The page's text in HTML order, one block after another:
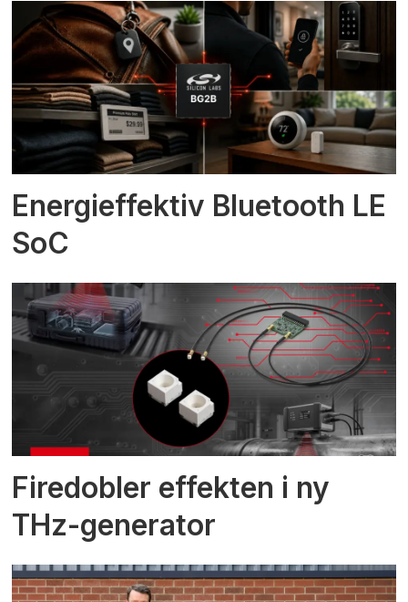
Energieffektiv Bluetooth LE
SoC
Firedobler effekten i ny
THz-generator